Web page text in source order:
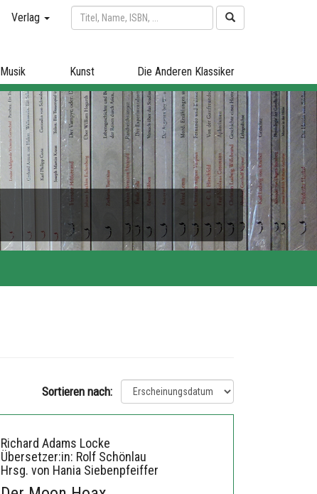
Verlag
Musik Kunst Die Anderen Klassiker
Sortieren nach:
Richard Adams Locke
Übersetzer:in: Rolf Schönlau
Hrsg. von Hania Siebenpfeiffer